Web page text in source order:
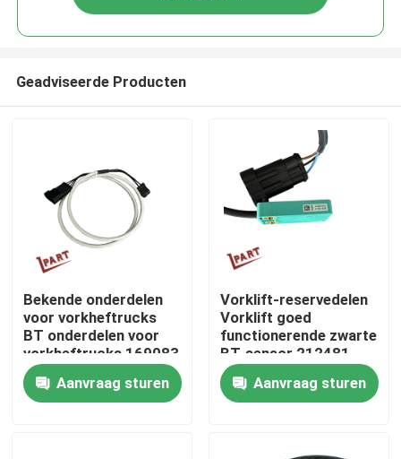
Thuis
Over ons
Geadviseerde Producten
Bekende onderdelen
voor vorkheftrucks
BT onderdelen voor
vorkheftrucks 169083
Aanvraag sturen
Vorklift-reservedelen
Vorklift goed
functionerende zwarte
BT-sensor 212481-
015
Aanvraag sturen